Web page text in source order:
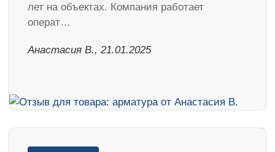
лет на объектах. Компания работает
операт…
Анастасия В., 21.01.2025